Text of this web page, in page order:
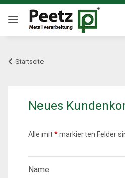
Startseite
Neues
Alle mit *markierten Felder
Name